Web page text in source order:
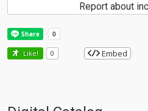
Report about
Like! 0 Embed